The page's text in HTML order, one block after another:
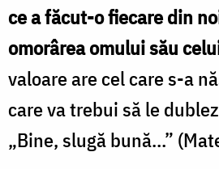
ce a făcut-o fiecare din
omorârea omului său
valoare are cel care s-a
care va trebui să le
„Bine, slugă bună…”